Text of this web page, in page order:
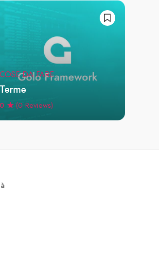
COSE DA FARE
Terme
0 (0 Reviews)